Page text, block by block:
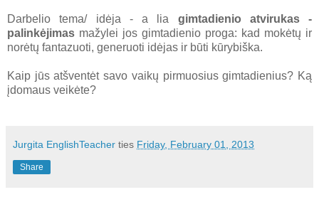
Darbelio tema/ idėja - a lia gimtadienio atvirukas -
palinkėjimas mažylei jos gimtadienio proga: kad mokėtų ir
norėtų fantazuoti, generuoti idėjas ir būti kūrybiška.
Kaip jūs atšventėt savo vaikų pirmuosius gimtadienius? Ką
įdomaus veikėte?
Jurgita EnglishTeacher ties Friday, February 01, 2013
Share